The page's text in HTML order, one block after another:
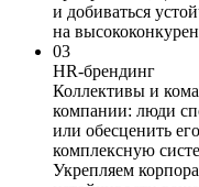
и добиваться
на
03
HR-брендинг
Коллективы и
компании: люди
или обесценить
комплексную
Укрепляем